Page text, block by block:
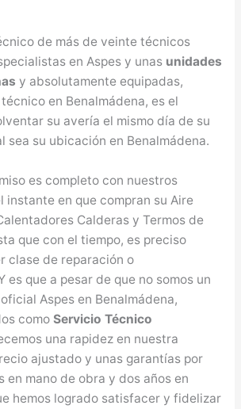
de más de veinte técnicos
en Aspes y unas unidades
y absolutamente equipadas,
en Benalmádena, es el
su avería el mismo día de su
sea su ubicación en Benalmádena.
es completo con nuestros
instante en que compran su Aire
Calderas y Termos de
que con el tiempo, es preciso
clase de reparación o
es que a pesar de que no somos un
Aspes en Benalmádena,
como Servicio Técnico
una rapidez en nuestra
ajustado y unas garantías por
en mano de obra y dos años en
hemos logrado satisfacer y fidelizar